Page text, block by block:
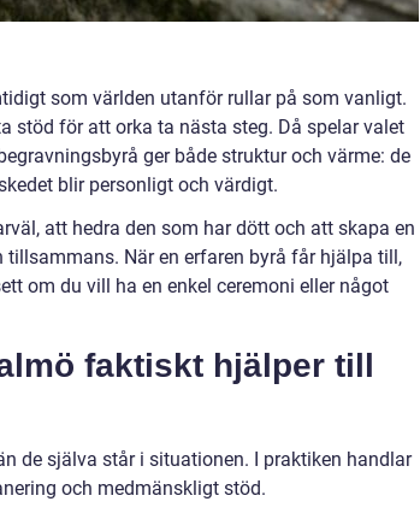
som världen utanför rullar på som vanligt.
stöd för att orka ta nästa steg. Då spelar valet
ger både struktur och värme: de
blir personligt och värdigt.
att hedra den som har dött och att skapa en
När en erfaren byrå får hjälpa till,
om du vill ha en enkel ceremoni eller något
faktiskt hjälper till
de själva står i situationen. I praktiken handlar
och medmänskligt stöd.